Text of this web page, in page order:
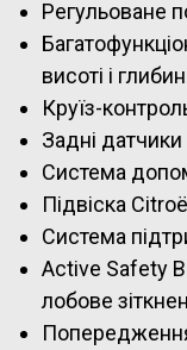
Регульоване
висоті і
Круїз-
Задні
Система
Підвіска
Система
Active Safety
лобове